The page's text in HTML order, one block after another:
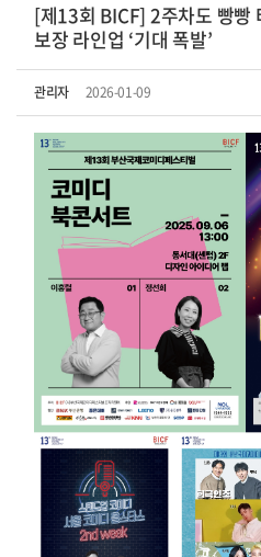
[제13회 BICF] 2주차도 빵빵
보장 라인업 ‘기대 폭발’
관리자 2026-01-09